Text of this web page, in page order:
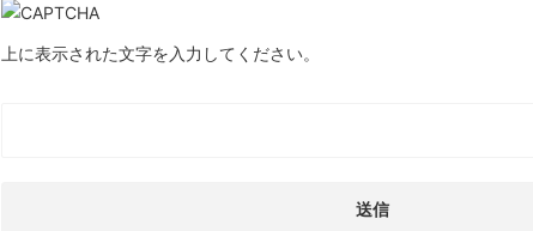
上に表示された文字を入力してください。